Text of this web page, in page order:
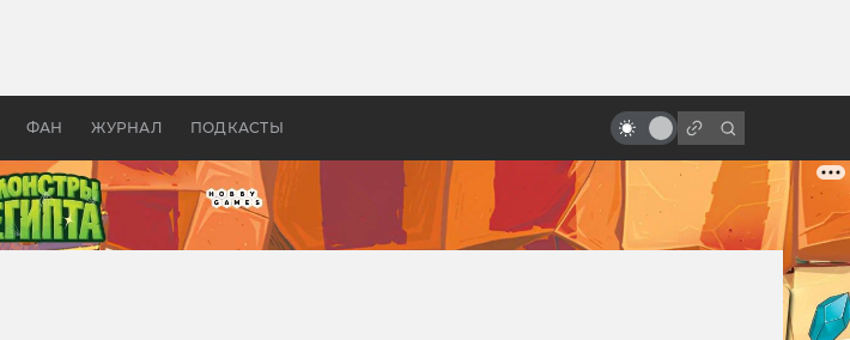
ФАН ЖУРНАЛ ПОДКАСТЫ
бы «Властелина колец»
доска?